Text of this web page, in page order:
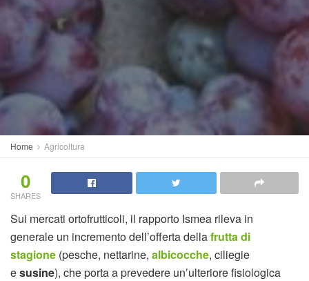
Home Agricoltura
0
SHARES
Sui mercati ortofrutticoli, il rapporto Ismea rileva in
generale un incremento dell’offerta dellafrutta di
stagione (pesche, nettarine, albicocche, ciliegie
esusine), che porta a prevedere un’ulteriore fisiologica